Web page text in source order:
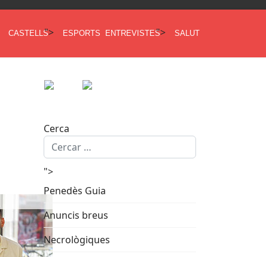
CASTELLS"> ESPORTS ENTREVISTES"> SALUT
Cerca
">
Penedès Guia
Anuncis breus
Necrològiques